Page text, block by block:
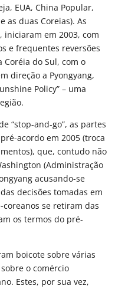
EUA, China Popular,
as duas Coreias). As
iniciaram em 2003, com
e frequentes reversões
Coréia do Sul, com o
direção a Pyongyang,
Policy” – uma
“stop-and-go”, as partes
acordo em 2005 (troca
que, contudo não
(Administração
acusando-se
decisões tomadas em
coreanos se retiram das
os termos do pré-
boicote sobre várias
o comércio
Estes, por sua vez,